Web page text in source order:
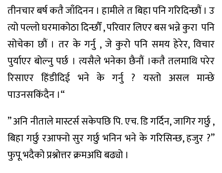
तीनचारबर्षकतैजाँदिनन । हामीलेतबिहापनिगरिदिन्छौं । उ
त्योपल्लोघरमाकोठादिन्छौँ,परिवारलिएरबसभन्नेकुरा पनि
सोचेका छौं । तर के गर्नु, जे कुरो पनि समय हेरेर,विचार
पुर्याएरबोल्नुपर्छ । त्यसैलेभनेकाछैनौं ।कतैतलमाथिपरेर
रिसाएर हिंडीदिई भने के गर्नु? यस्तो असल मान्छे
पाउनसकिंदैन ।“
”अनिनीतालेमास्टर्ससकेपछिपि.एच.डिगर्दिन,जागिरगर्छु,
बिहागर्छुरआफ्नोसुरगर्छुभनिनभनेकेगरिसिन्छ,हजुर ?”
फुपूभदैकोप्रश्नोत्तरक्रमअघिबढ्यो ।